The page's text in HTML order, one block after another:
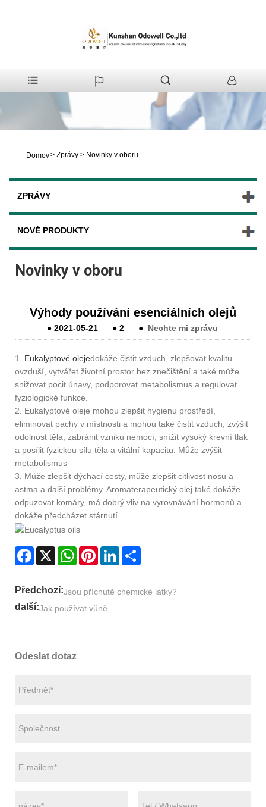
Domov> Zprávy > Novinky v oboru
ZPRÁVY
NOVÉ PRODUKTY
Novinky v oboru
Výhody používání esenciálních olejů
●2021-05-21 ●2 ● Nechte mi zprávu
1. Eukalyptové olejedokáže čistit vzduch, zlepšovat kvalitu
ovzduší, vytvářet životní prostor bez znečištění a také může
snižovat pocit únavy, podporovat metabolismus a regulovat
fyziologické funkce.
2. Eukalyptové oleje mohou zlepšit hygienu prostředí,
eliminovat pachy v místnosti a mohou také čistit vzduch, zvýšit
odolnost těla, zabránit vzniku nemocí, snížit vysoký krevní tlak
a posílit fyzickou sílu těla a vitální kapacitu. Může zvýšit
metabolismus
3. Může zlepšit dýchací cesty, může zlepšit citlivost nosu a
astma a další problémy. Aromaterapeutický olej také dokáže
odpuzovat komáry, má dobrý vliv na vyrovnávání hormonů a
dokáže předcházet stárnutí.
Facebook
X WhatsAppPinterestLinkedIn
Předchozí:Jsou příchutě chemické látky?
další:Jak používat vůně
Odeslat dotaz